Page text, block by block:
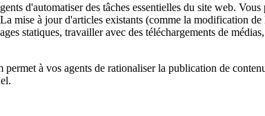
d'automatiser des tâches essentielles du site web.
mise à jour d'articles existants (comme la modification
statiques, travailler avec des téléchargements de
permet à vos agents de rationaliser la publication de